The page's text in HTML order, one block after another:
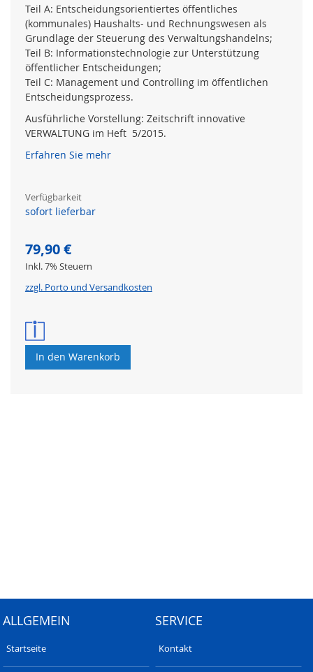
Teil A: Entscheidungsorientiertes öffentliches
(kommunales) Haushalts- und Rechnungswesen als
Grundlage der Steuerung des Verwaltungshandelns;
Teil B: Informationstechnologie zur Unterstützung
öffentlicher Entscheidungen;
Teil C: Management und Controlling im öffentlichen
Entscheidungsprozess.
Ausführliche Vorstellung: Zeitschrift innovative
VERWALTUNG im Heft 5/2015.
Erfahren Sie mehr
Verfügbarkeit
sofort lieferbar
79,90 €
Inkl. 7% Steuern
zzgl. Porto und Versandkosten
In den Warenkorb
ALLGEMEIN
Startseite
SERVICE
Kontakt